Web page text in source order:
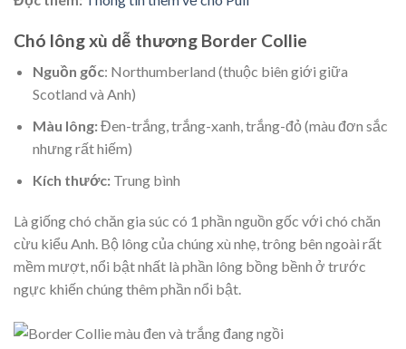
Chó lông xù dễ thương Border Collie
Nguồn gốc: Northumberland (thuộc biên giới giữa
Scotland và Anh)
Màu lông:Đen-trắng, trắng-xanh, trắng-đỏ (màu đơn sắc
nhưng rất hiếm)
Kích thước:Trung bình
Là giống chó chăn gia súc có 1 phần nguồn gốc với chó chăn
cừu kiểu Anh. Bộ lông của chúng xù nhẹ, trông bên ngoài rất
mềm mượt, nổi bật nhất là phần lông bồng bềnh ở trước
ngực khiến chúng thêm phần nổi bật.